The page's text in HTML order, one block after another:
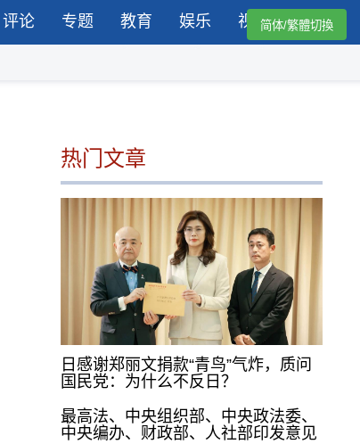
评论 专题 教育 娱乐 视频简体/繁體切換
热门文章
日感谢郑丽文捐款“青鸟”气炸，质问
国民党：为什么不反日？
最高法、中央组织部、中央政法委、
中央编办、财政部、人社部印发意见